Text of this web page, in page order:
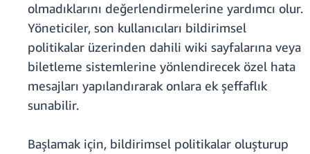
olmadıklarını değerlendirmelerine yardımcı olur.
Yöneticiler, son kullanıcıları bildirimsel
politikalar üzerinden dahili wiki sayfalarına veya
biletleme sistemlerine yönlendirecek özel hata
mesajları yapılandırarak onlara ek şeffaflık
sunabilir.
Başlamak için, bildirimsel politikalar oluşturup